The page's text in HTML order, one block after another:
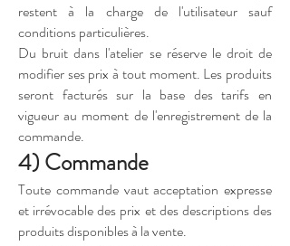
restent à la charge de l'utilisateur sauf
conditions particulières.
Du bruit dans l'atelier se réserve le droit de
modifier ses prix à tout moment. Les produits
seront facturés sur la base des tarifs en
vigueur au moment de l'enregistrement de la
commande.
4) Commande
Toute commande vaut acceptation expresse
et irrévocable des prix et des descriptions des
produits disponibles à la vente.